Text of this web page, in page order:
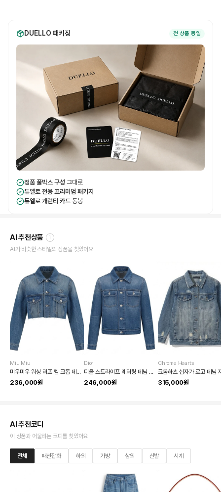
DUELLO 패키징 전 상품 동일
정품 풀박스 구성 그대로
듀엘로 전용 프리미엄 패키지
듀엘로 개런티 카드 동봉
AI 추천상품 i
AI가 비슷한 스타일의 상품을 찾았어요
Miu Miu
미우미우 워싱 러프 헴 크롭 데님 자켓
236,000원
Dior
디올 스트라이프 레터링 데님 자켓
246,000원
Chrome Hearts
크롬하츠 십자가 로고 데님
315,000원
AI 추천코디
이 상품과 어울리는 코디를 찾았어요
전체 패션잡화 하의 가방 상의 신발 시계